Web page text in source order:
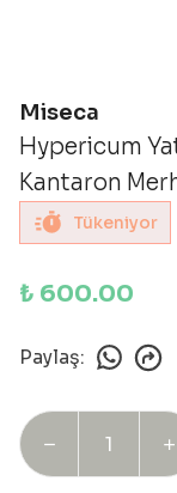
Miseca
Hypericum
Kantaron
Tükeniyor
₺ 600.00
Paylaş: